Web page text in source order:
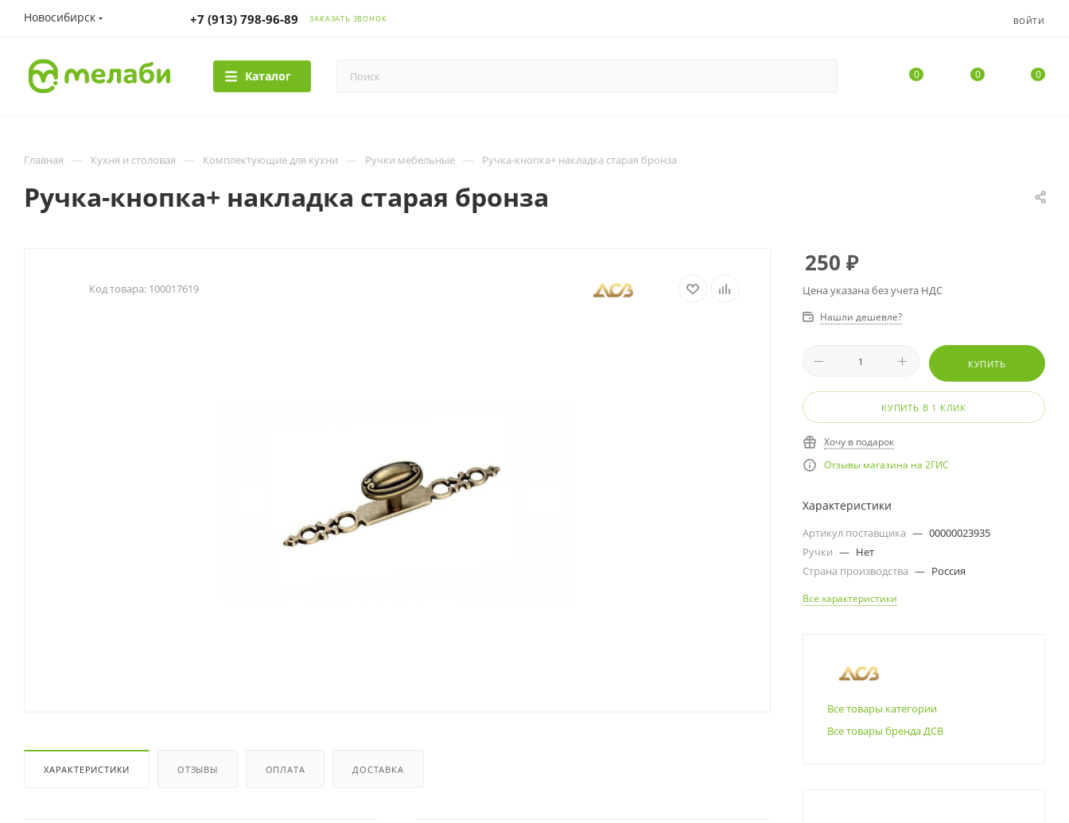
Новосибирск +7 (913) 798-96-89 ЗАКАЗАТЬ ЗВОНОК ВОЙТИ
Каталог 0 0 0
Главная — Кухня и столовая — Комплектующие для кухни — Ручки мебельные — Ручка-кнопка+ накладка старая бронза
Ручка-кнопка+ накладка старая бронза
Код товара: 100017619
ХАРАКТЕРИСТИКИ ОТЗЫВЫ ОПЛАТА ДОСТАВКА
250 ₽
Цена указана без учета НДС
Нашли дешевле?
КУПИТЬ
КУПИТЬ В 1 КЛИК
Хочу в подарок
Отзывы магазина на 2ГИС
Характеристики
Артикул поставщика — 00000023935
Ручки — Нет
Страна производства — Россия
Все характеристики
Все товары категории
Все товары бренда ДСВ